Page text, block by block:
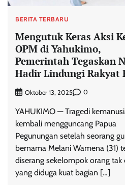
BERITA TERBARU
Mengutuk Keras Aksi
OPM di Yahukimo,
Pemerintah Tegaskan
Hadir Lindungi Rakyat
Oktober 13, 2025 0
YAHUKIMO — Tragedi
kembali mengguncang Papua
Pegunungan setelah seorang
bernama Melani Wamena (31)
diserang sekelompok orang tak
yang diduga kuat bagian […]